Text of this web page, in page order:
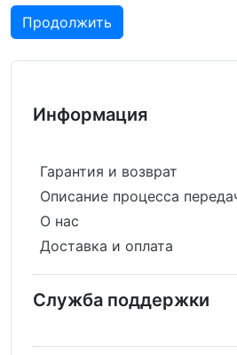
Продолжить
Информация
Гарантия и возврат
Описание процесса
О нас
Доставка и оплата
Служба поддержки